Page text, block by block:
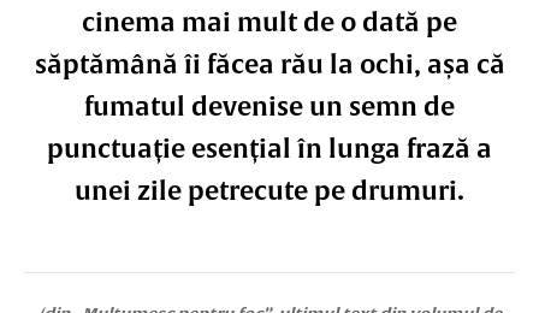
cinema mai mult de o dată pe
săptămână îi făcea rău la ochi, așa că
fumatul devenise un semn de
punctuație esențial în lunga frază a
unei zile petrecute pe drumuri.